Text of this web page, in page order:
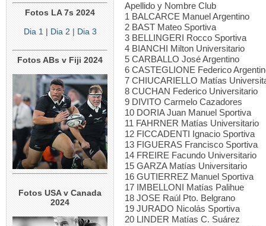
Fotos LA 7s 2024
Dia 1 | Dia 2 | Dia 3
Fotos ABs v Fiji 2024
Fotos USA v Canada
2024
Apellido y Nombre Club
1 BALCARCE Manuel Argentino
2 BAST Mateo Sportiva
3 BELLINGERI Rocco Sportiva
4 BIANCHI Milton Universitario
5 CARBALLO José Argentino
6 CASTEGLIONE Federico
7 CHIUCARIELLO Matías
8 CUCHAN Federico Universitario
9 DIVITO Carmelo Cazadores
10 DORIA Juan Manuel Sportiva
11 FAHRNER Matías Universitario
12 FICCADENTI Ignacio Sportiva
13 FIGUERAS Francisco Sportiva
14 FREIRE Facundo Universitario
15 GARZA Matías Universitario
16 GUTIERREZ Manuel Sportiva
17 IMBELLONI Matías Palihue
18 JOSE Raúl Pto. Belgrano
19 JURADO Nicolás Sportiva
20 LINDER Matías C. Suárez